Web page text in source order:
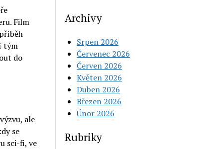
Film
tým
do
ale
se
sci-fi, ve
Archivy
Srpen 2026
Červenec 2026
Červen 2026
Květen 2026
Duben 2026
Březen 2026
Únor 2026
Rubriky